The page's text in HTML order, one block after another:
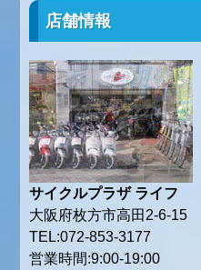
店舗情報
サイクルプラザ ライフ
大阪府枚方市高田2-6-15
TEL:072-853-3177
営業時間:9:00-19:00